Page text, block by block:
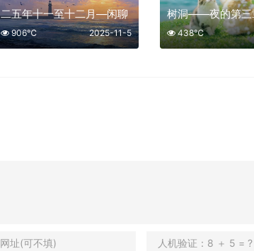
二五年十一至十二月—闲聊
2025-11-5
906℃
树洞——夜的第三
438℃